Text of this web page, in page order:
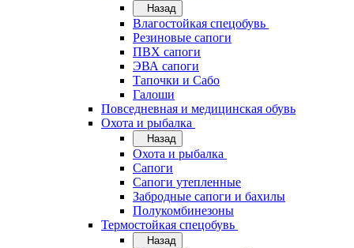
Назад
Влагостойкая спецобувь
Резиновые сапоги
ПВХ сапоги
ЭВА сапоги
Тапочки и Сабо
Галоши
Повседневная и медицинская обувь
Охота и рыбалка
Назад
Охота и рыбалка
Сапоги
Сапоги утепленные
Забродные сапоги и бахилы
Полукомбинезоны
Термостойкая спецобувь
Назад